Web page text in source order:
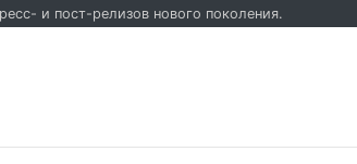
и пост-релизов нового поколения.